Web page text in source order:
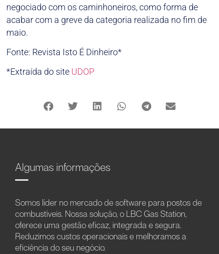
negociado com os caminhoneiros, como forma de
acabar com a greve da categoria realizada no fim de
maio.
Fonte: Revista Isto É Dinheiro*
*Extraída do site UDOP
Algumas informações
Somos líder no mercado de software para postos de
combustíveis. Nossa solução, o LBC Gas Station,
oferece uma gestão eficaz, integrada e segura.
Reduzimos custos operacionais e melhoramos a
eficiência do seu negócio.